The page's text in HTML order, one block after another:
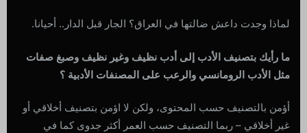
لماذا وجدت داعش ضالتها في العراق؟ الجار قبل الدار.. أحيانا.
ما رأيك بتصنيف الأدب إلى أدب نظيف وغير نظيف وصبغ صفات
مثل الأدب الرومانسي والرعب على المصنفات الأدبية ؟
أؤمن بالتصنيف حسب المحتوى، ولكن لا اؤمن بتصنيف أخلاقي أو
غير أخلاقي – ربما التصنيف حسب العمر أكثر جدوى كما في